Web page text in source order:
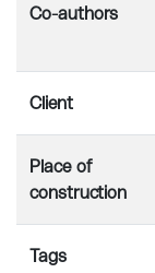
Co-authors
Client
Place of
construction
Tags